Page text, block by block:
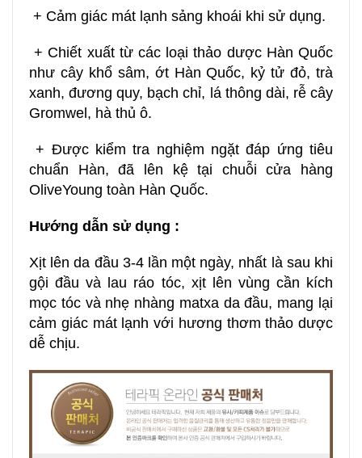
+ Cảm giác mát lạnh sảng khoái khi sử dụng.
+ Chiết xuất từ các loại thảo dược Hàn Quốc
như cây khổ sâm, ớt Hàn Quốc, kỷ tử đỏ, trà
xanh, đương quy, bạch chỉ, lá thông dài, rễ cây
Gromwel, hà thủ ô.
+ Được kiểm tra nghiệm ngặt đáp ứng tiêu
chuẩn Hàn, đã lên kệ tại chuỗi cửa hàng
OliveYoung toàn Hàn Quốc.
Hướng dẫn sử dụng :
Xịt lên da đầu 3-4 lần một ngày, nhất là sau khi
gội đầu và lau ráo tóc, xịt lên vùng cần kích
mọc tóc và nhẹ nhàng matxa da đầu, mang lại
cảm giác mát lạnh với hương thơm thảo dược
dễ chịu.